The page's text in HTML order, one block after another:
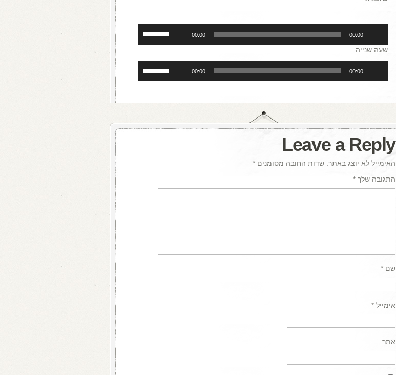
00:00
00:00
למעלה/למטה
כדי
להגביר
או
שעה שנייה
00:00
00:00
למעלה/למטה
להנמיך
Leave a Reply
האימייל לא יוצג באתר. שדות החובה מסומנים *
התגובה שלך *
שם *
אימייל *
אתר